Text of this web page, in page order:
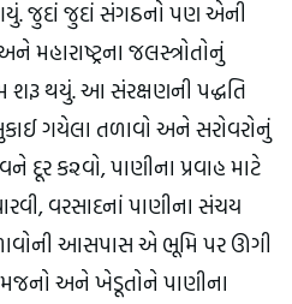
જુદાં જુદાં સંગઠનો પણ એની
જલસ્ત્રોતોનું
શરૂ થયું. આ સંરક્ષણની પદ્ધતિ
ગયેલા તળાવો અને સરોવરોનું
દૂર ક૨વો, પાણીના પ્રવાહ માટે
વરસાદનાં પાણીના સંચય
આસપાસ એ ભૂમિ પર ઊગી
અને ખેડૂતોને પાણીના